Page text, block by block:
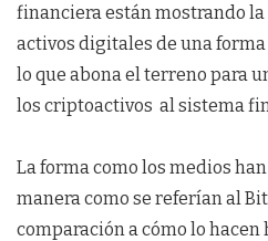
financiera están mostrando
activos digitales de una
lo que abona el terreno para
los criptoactivos al sistema
La forma como los medios
manera como se referían al
comparación a cómo lo hacen